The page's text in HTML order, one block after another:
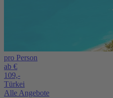
pro Person
ab €
109,-
Türkei
Alle Angebote